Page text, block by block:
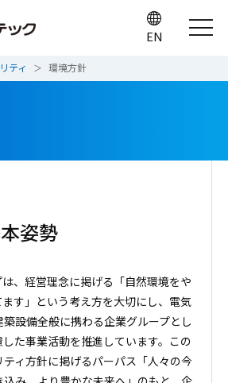
EN
ティ 環境方針
姿勢
、経営理念に掲げる「自然環境をや
す」という考え方を大切にし、電気
設備全般に携わる企業グループとし
た事業活動を推進しています。この
ィ方針に掲げるパーパス「人々の今